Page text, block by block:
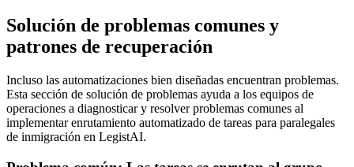
Solución de problemas comunes y
patrones de recuperación
Incluso las automatizaciones bien diseñadas encuentran problemas.
Esta sección de solución de problemas ayuda a los equipos de
operaciones a diagnosticar y resolver problemas comunes al
implementar enrutamiento automatizado de tareas para paralegales
de inmigración en LegistAI.